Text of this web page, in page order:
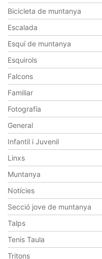
Bicicleta de muntanya
Escalada
Esquí de muntanya
Esquirols
Falcons
Familiar
Fotografía
General
Infantil i Juvenil
Linxs
Muntanya
Notícies
Secció jove de muntanya
Talps
Tenis Taula
Tritons